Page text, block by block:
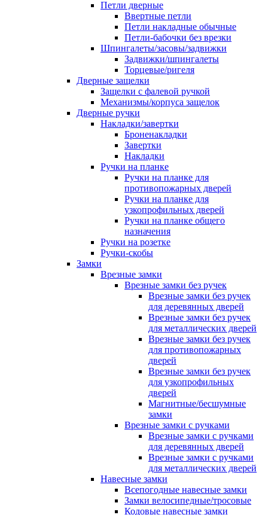
Петли дверные
Ввертные петли
Петли накладные обычные
Петли-бабочки без врезки
Шпингалеты/засовы/задвижки
Задвижки/шпингалеты
Торцевые/ригеля
Дверные защелки
Защелки с фалевой ручкой
Механизмы/корпуса защелок
Дверные ручки
Накладки/завертки
Броненакладки
Завертки
Накладки
Ручки на планке
Ручки на планке для
противопожарных дверей
Ручки на планке для
узкопрофильных дверей
Ручки на планке общего
назначения
Ручки на розетке
Ручки-скобы
Замки
Врезные замки
Врезные замки без ручек
Врезные замки без ручек
для деревянных дверей
Врезные замки без ручек
для металлических дверей
Врезные замки без ручек
для противопожарных
дверей
Врезные замки без ручек
для узкопрофильных
дверей
Магнитные/бесшумные
замки
Врезные замки с ручками
Врезные замки с ручками
для деревянных дверей
Врезные замки с ручками
для металлических дверей
Навесные замки
Всепогодные навесные замки
Замки велосипедные/тросовые
Кодовые навесные замки